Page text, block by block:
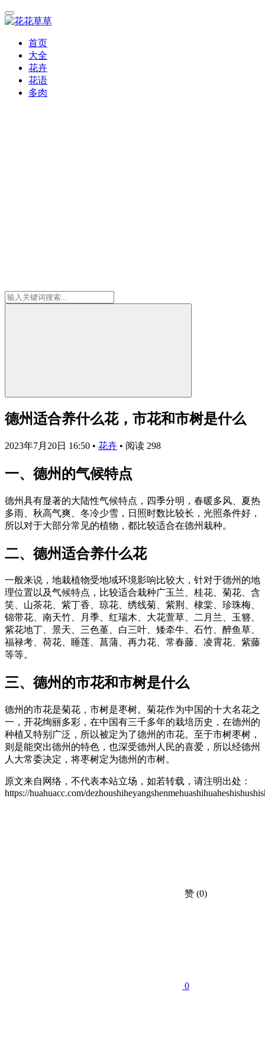
首页
大全
花卉
花语
多肉
德州适合养什么花，市花和市树是什么
2023年7月20日 16:50 • 花卉 • 阅读 298
一、德州的气候特点
德州具有显著的大陆性气候特点，四季分明，春暖多风、夏热
多雨、秋高气爽、冬冷少雪，日照时数比较长，光照条件好，
所以对于大部分常见的植物，都比较适合在德州栽种。
二、德州适合养什么花
一般来说，地栽植物受地域环境影响比较大，针对于德州的地
理位置以及气候特点，比较适合栽种广玉兰、桂花、菊花、含
笑、山茶花、紫丁香、琼花、绣线菊、紫荆、棣棠、珍珠梅、
锦带花、南天竹、月季、红瑞木、大花萱草、二月兰、玉簪、
紫花地丁、景天、三色堇、白三叶、矮牵牛、石竹、醉鱼草、
福禄考、荷花、睡莲、菖蒲、再力花、常春藤、凌霄花、紫藤
等等。
三、德州的市花和市树是什么
德州的市花是菊花，市树是枣树。菊花作为中国的十大名花之
一，开花绚丽多彩，在中国有三千多年的栽培历史，在德州的
种植又特别广泛，所以被定为了德州的市花。至于市树枣树，
则是能突出德州的特色，也深受德州人民的喜爱，所以经德州
人大常委决定，将枣树定为德州的市树。
原文来自网络，不代表本站立场，如若转载，请注明出处：
https://huahuacc.com/
赞 (0)
0